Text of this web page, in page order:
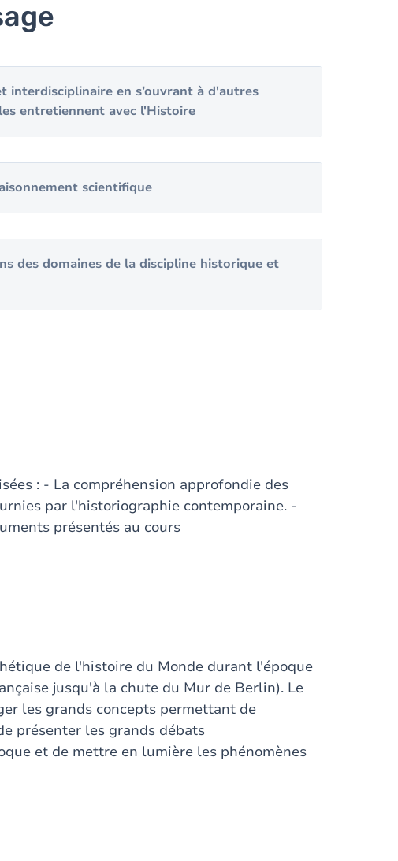
interdisciplinaire en s’ouvrant à d'autres
entretiennent avec l'Histoire
scientifique
des domaines de la discipline historique et
: - La compréhension approfondie des
par l'historiographie contemporaine. -
présentés au cours
de l'histoire du Monde durant l'époque
jusqu'à la chute du Mur de Berlin). Le
les grands concepts permettant de
présenter les grands débats
et de mettre en lumière les phénomènes